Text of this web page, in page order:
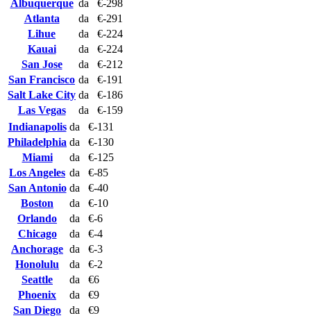
Albuquerque da
€-298
Atlanta
da
€-291
Lihue
da
€-224
Kauai
da
€-224
San Jose
da
€-212
San Francisco da
€-191
Salt Lake City da
€-186
Las Vegas
da
€-159
Indianapolis da
€-131
Philadelphia da
€-130
Miami
da
€-125
Los Angeles da
€-85
San Antonio da
€-40
Boston
da
€-10
Orlando
da
€-6
Chicago
da
€-4
Anchorage da
€-3
Honolulu
da
€-2
Seattle
da
€6
Phoenix
da
€9
San Diego
da
€9